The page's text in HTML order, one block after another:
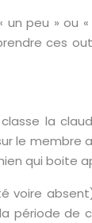
peu » ou
ces
la
le
qui boite
voire
période de